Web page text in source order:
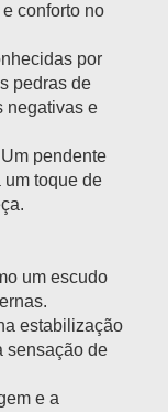
conforto no
por
pedras de
negativas e
Um pendente
toque de
um escudo
estabilização
sensação de
e a